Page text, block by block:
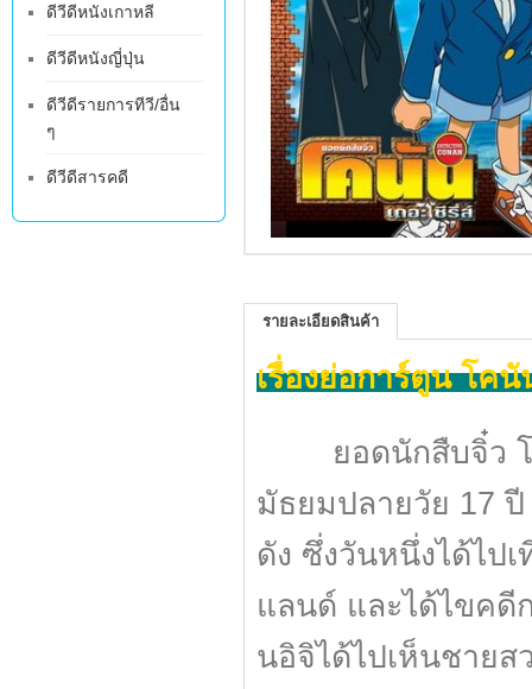
ดีวีดีหนังเกาหลี
ดีวีดีหนังญี่ปุ่น
ดีวีดีรายการทีวี/อื่น
ๆ
ดีวีดีสารคดี
รายละเอียดสินค้า
เรื่องย่อการ์ตูน โค
ยอดนักสืบจิ๋ว โค
มัธยมปลายวัย 17
ดัง ซึ่งวันหนึ่งได้ไป
แลนด์ และได้ไขคดี
นอิจิได้ไปเห็นชายส